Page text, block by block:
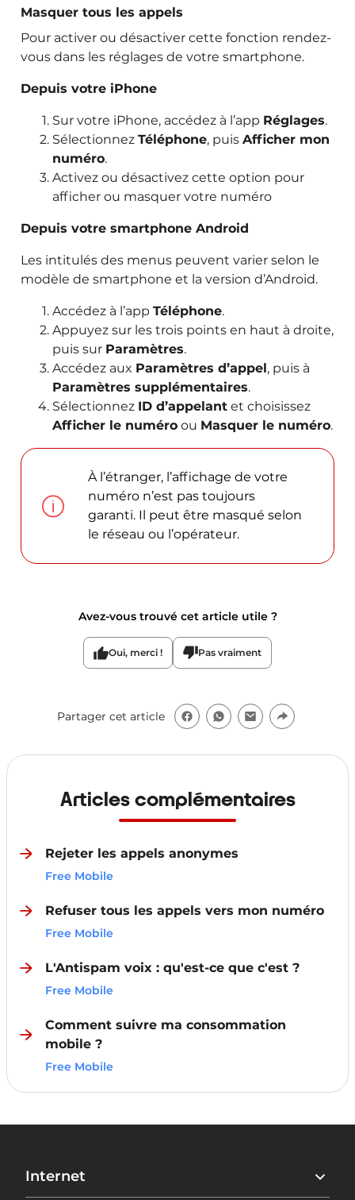
Masquer tous les appels
Pour activer ou désactiver cette fonction rendez-
vous dans les réglages de votre smartphone.
Depuis votre iPhone
Sur votre iPhone, accédez à l’app Réglages.
SélectionnezTéléphone, puisAfficher mon
numéro.
Activez ou désactivez cette option pour
afficher ou masquer votre numéro
Depuis votre smartphone Android
Les intitulés des menus peuvent varier selon le
modèle de smartphone et la version d’Android.
Accédez à l’appTéléphone.
Appuyez sur les trois points en haut à droite,
puis sur Paramètres.
Accédez aux Paramètres d’appel, puis à
Paramètres supplémentaires.
Sélectionnez ID d’appelant et choisissez
Afficher le numéro ou Masquer le numéro.
À l’étranger, l’affichage de votre
numéro n’est pas toujours
garanti. Il peut être masqué selon
le réseau ou l’opérateur.
Avez-vous trouvé cet article utile ?
Oui, merci ! Pas vraiment
Partager cet article
Articles complémentaires
Rejeter les appels anonymes
Free Mobile
Refuser tous les appels vers mon numéro
Free Mobile
L'Antispam voix : qu'est-ce que c'est ?
Free Mobile
Comment suivre ma consommation
mobile ?
Free Mobile
Internet